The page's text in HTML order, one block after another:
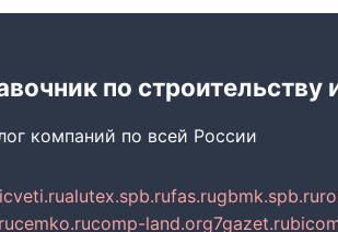
по строительству
компаний по всей России
alutex.spb.rufas.rugbmk.spb.ru
cemko.rucomp-land.org7gazet.ru